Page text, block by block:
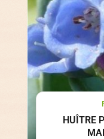
HUÎTRE